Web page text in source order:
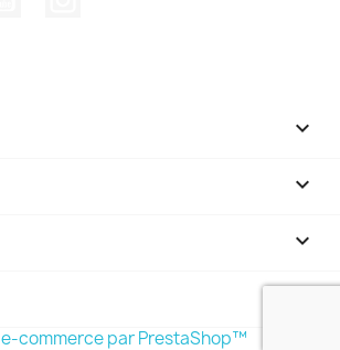



commerce par PrestaShop™